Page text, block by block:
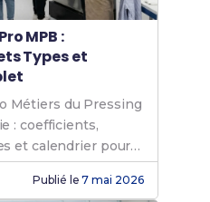
MPB :
Types et
Métiers du Pressing
: coefficients,
et calendrier pour
Publié le7 mai 2026